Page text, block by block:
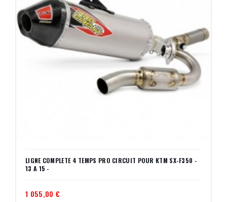
LIGNE COMPLETE 4 TEMPS PRO CIRCUIT POUR KTM SX-F350 -
13 A 15 -
1 055,00 €